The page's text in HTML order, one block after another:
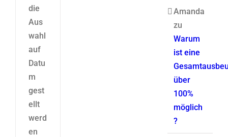
die
Aus
wahl
auf
Datu
m
gest
ellt
werd
en
Amanda
zu
Warum
ist eine
über
100%
möglich
?